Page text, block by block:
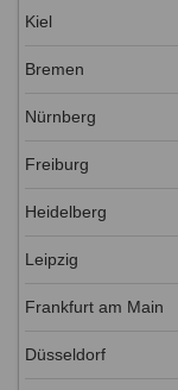
Kiel
Bremen
Nürnberg
Freiburg
Heidelberg
Leipzig
Frankfurt am Main
Düsseldorf